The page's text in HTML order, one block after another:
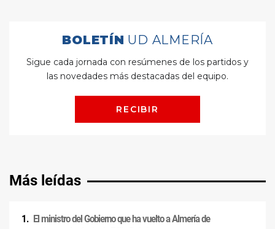
Más leídas
El ministro del Gobierno que ha vuelto a Almería de